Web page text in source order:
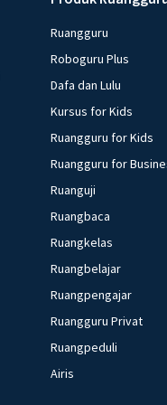
Ruangguru
Roboguru Plus
Dafa dan Lulu
Kursus for Kids
Ruangguru for Kids
Ruangguru for
Ruanguji
Ruangbaca
Ruangkelas
Ruangbelajar
Ruangpengajar
Ruangguru Privat
Ruangpeduli
Airis